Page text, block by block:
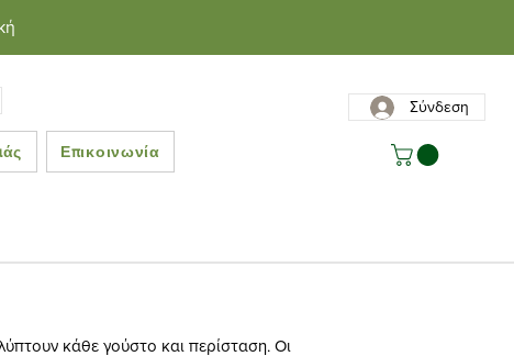
Επικοινωνία
Σύνδεση
κάθε γούστο και περίσταση. Οι